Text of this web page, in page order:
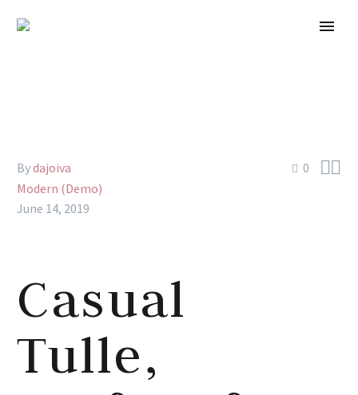
0 
Bydajoiva
Modern (Demo)
June 14, 2019
Casual
Tulle,